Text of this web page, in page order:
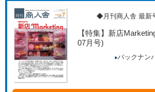
◆月刊商人舎 最
【特集】新店
07月号)
バックナン